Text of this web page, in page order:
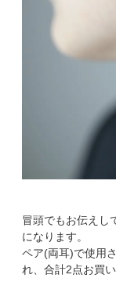
冒頭でもお伝えし
になります。
ペア(両耳)で使用
れ、合計2点お買